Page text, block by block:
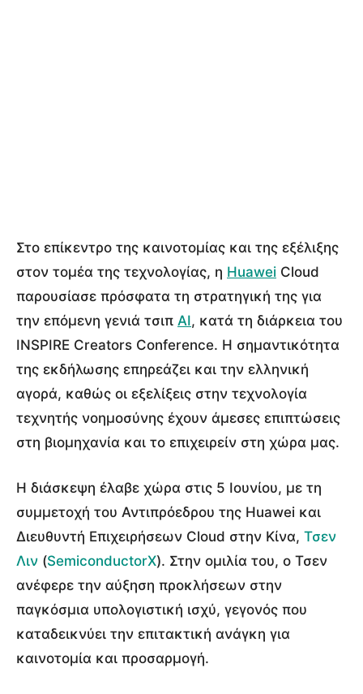
Στο επίκεντρο της καινοτομίας και της εξέλιξης
στον τομέα της τεχνολογίας, η Huawei Cloud
παρουσίασε πρόσφατα τη στρατηγική της για
την επόμενη γενιά τσιπ AI, κατά τη διάρκεια του
INSPIRE Creators Conference. Η σημαντικότητα
της εκδήλωσης επηρεάζει και την ελληνική
αγορά, καθώς οι εξελίξεις στην τεχνολογία
τεχνητής νοημοσύνης έχουν άμεσες επιπτώσεις
στη βιομηχανία και το επιχειρείν στη χώρα μας.
Η διάσκεψη έλαβε χώρα στις 5 Ιουνίου, με τη
συμμετοχή του Αντιπρόεδρου της Huawei και
Διευθυντή Επιχειρήσεων Cloud στην Κίνα, Τσεν
Λιν (SemiconductorX). Στην ομιλία του, ο Τσεν
ανέφερε την αύξηση προκλήσεων στην
παγκόσμια υπολογιστική ισχύ, γεγονός που
καταδεικνύει την επιτακτική ανάγκη για
καινοτομία και προσαρμογή.